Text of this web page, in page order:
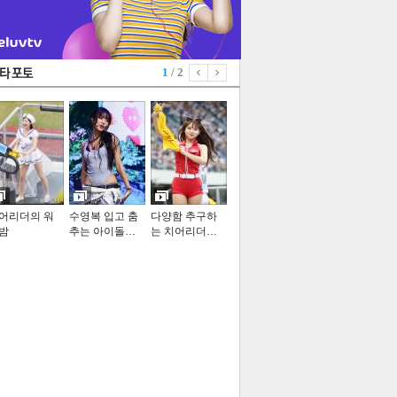
1 / 2
리더의 워
수영복 입고 춤
추는 아이돌…
다양함 추구하
는 치어리더…